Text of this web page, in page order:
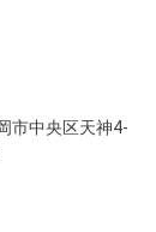
市中央区天神4-